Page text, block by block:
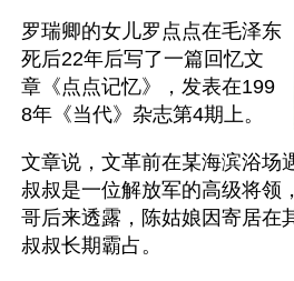
罗瑞卿的女儿罗点点在毛泽东
死后22年后写了一篇回忆文
章《点点记忆》，发表在199
8年《当代》杂志第4期上。
文章说，文革前在某海滨浴场
叔叔是一位解放军的高级将领
哥后来透露，陈姑娘因寄居在
叔叔长期霸占。